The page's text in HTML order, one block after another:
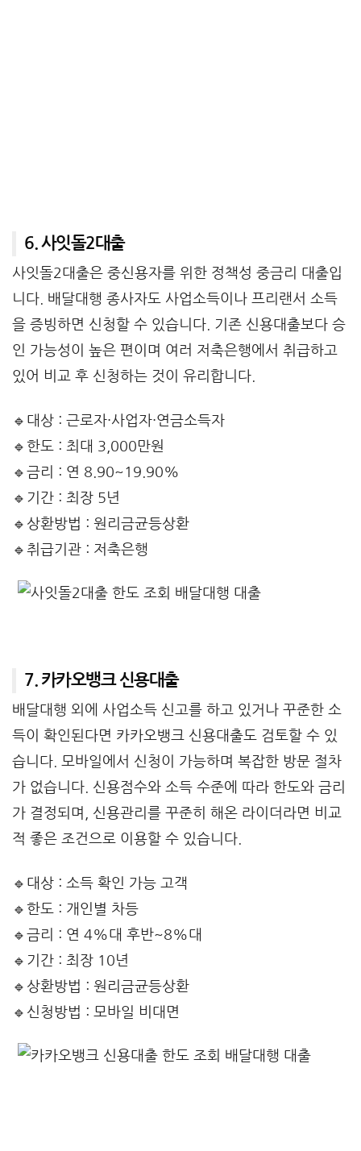
6. 사잇돌2대출
사잇돌2대출은 중신용자를 위한 정책성 중금리 대출입
니다. 배달대행 종사자도 사업소득이나 프리랜서 소득
을 증빙하면 신청할 수 있습니다. 기존 신용대출보다 승
인 가능성이 높은 편이며 여러 저축은행에서 취급하고
있어 비교 후 신청하는 것이 유리합니다.
🔹대상 : 근로자·사업자·연금소득자
🔹한도 : 최대 3,000만원
🔹금리 : 연 8.90~19.90%
🔹기간 : 최장 5년
🔹상환방법 : 원리금균등상환
🔹취급기관 : 저축은행
7. 카카오뱅크 신용대출
배달대행 외에 사업소득 신고를 하고 있거나 꾸준한 소
득이 확인된다면 카카오뱅크 신용대출도 검토할 수 있
습니다. 모바일에서 신청이 가능하며 복잡한 방문 절차
가 없습니다. 신용점수와 소득 수준에 따라 한도와 금리
가 결정되며, 신용관리를 꾸준히 해온 라이더라면 비교
적 좋은 조건으로 이용할 수 있습니다.
🔹대상 : 소득 확인 가능 고객
🔹한도 : 개인별 차등
🔹금리 : 연 4%대 후반~8%대
🔹기간 : 최장 10년
🔹상환방법 : 원리금균등상환
🔹신청방법 : 모바일 비대면